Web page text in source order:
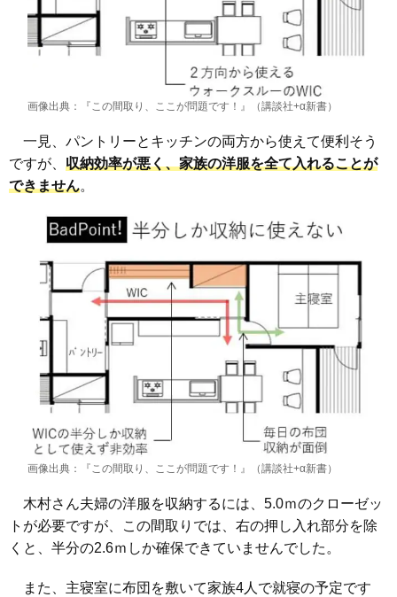
画像出典：『この間取り、ここが問題です！』（講談社+α新書）
一見、パントリーとキッチンの両方から使えて便利そう
ですが、 収納効率が悪く、家族の洋服を全て入れることが
できません。
画像出典：『この間取り、ここが問題です！』（講談社+α新書）
木村さん夫婦の洋服を収納するには、5.0ｍのクローゼッ
トが必要ですが、この間取りでは、右の押し入れ部分を除
くと、半分の2.6ｍしか確保できていませんでした。
また、主寝室に布団を敷いて家族4人で就寝の予定です